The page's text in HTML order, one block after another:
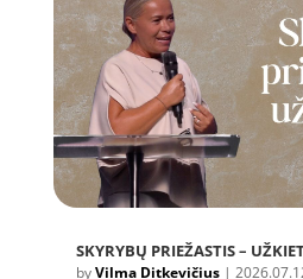
SKYRYBŲ PRIEŽASTIS –
byVilma Ditkevičius|